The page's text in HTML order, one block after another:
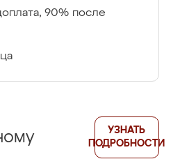
90% после
УЗНАТЬ
ПОДРОБНОСТИ